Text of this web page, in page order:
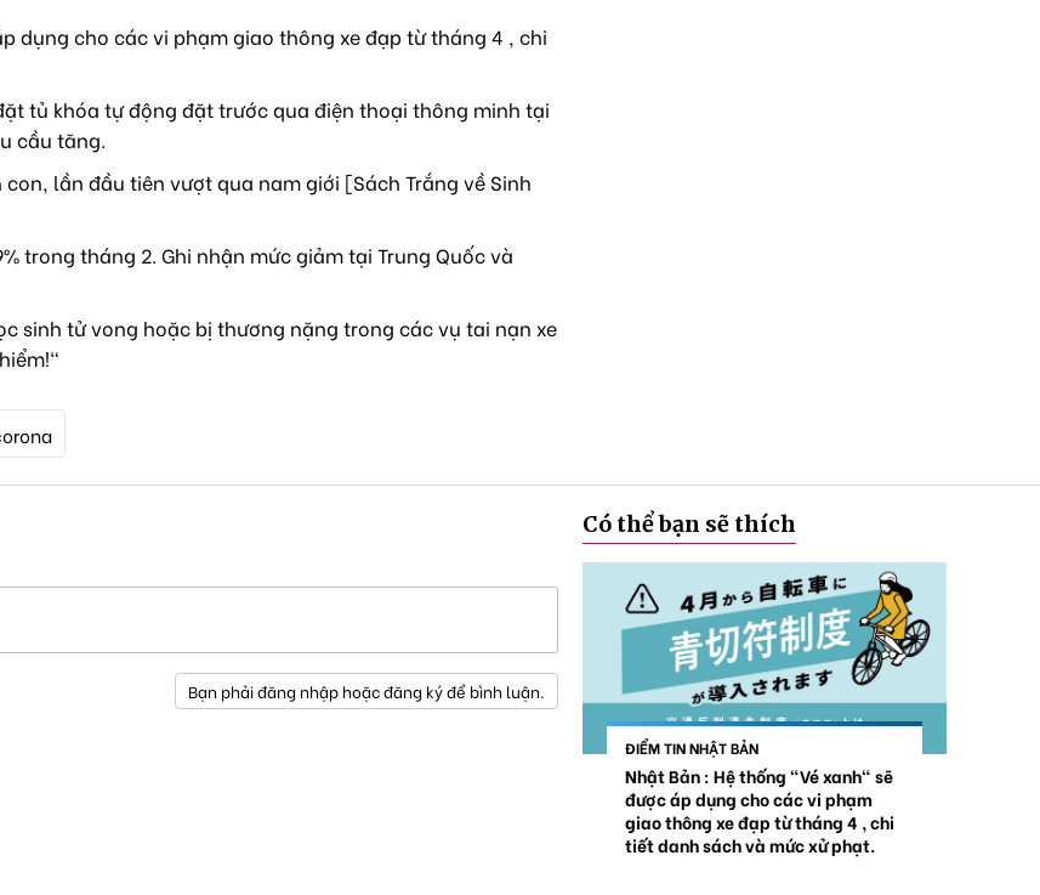
dụng cho các vi phạm giao thông xe đạp từ tháng 4 , chi
tủ khóa tự động đặt trước qua điện thoại thông minh tại
cầu tăng.
lần đầu tiên vượt qua nam giới [Sách Trắng về Sinh
trong tháng 2. Ghi nhận mức giảm tại Trung Quốc và
sinh tử vong hoặc bị thương nặng trong các vụ tai nạn xe
Bạn phải đăng nhập hoặc đăng ký để bình luận.
Có thể bạn sẽ thích
ĐIỂM TIN NHẬT BẢN
Nhật Bản : Hệ thống "Vé xanh" sẽ
được áp dụng cho các vi phạm
giao thông xe đạp từ tháng 4 , chi
tiết danh sách và mức xử phạt.